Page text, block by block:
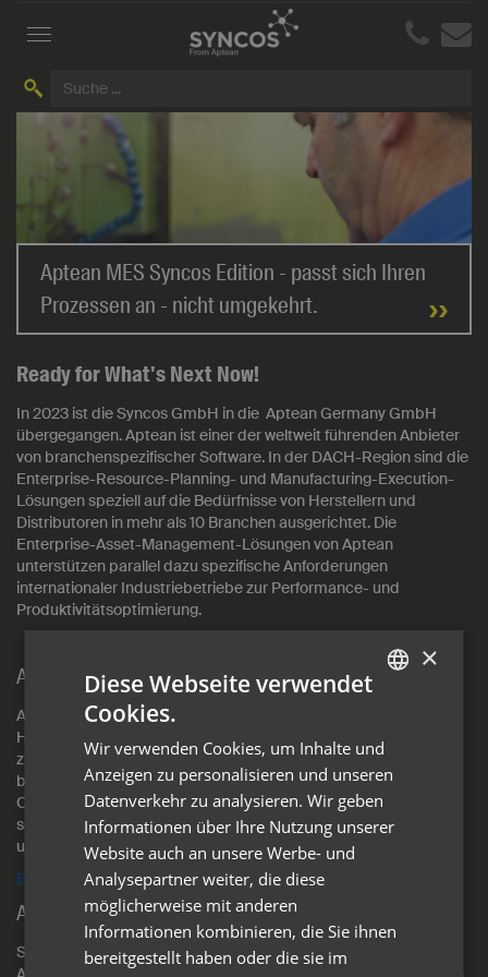
Toggle
Aptean MES Syncos Edition - passt sich Ihren
Prozessen an - nicht umgekehrt.
Ready for What's Next Now!
In 2023 ist die Syncos GmbH in die Aptean Germany GmbH
übergegangen. Aptean ist einer der weltweit führenden Anbieter
von branchenspezifischer Software. In der DACH-Region sind die
Enterprise-Resource-Planning- und Manufacturing-Execution-
Lösungen speziell auf die Bedürfnisse von Herstellern und
Distributoren in mehr als 10 Branchen ausgerichtet. Die
Enterprise-Asset-Management-Lösungen von Aptean
unterstützen parallel dazu spezifische Anforderungen
internationaler Industriebetriebe zur Performance- und
Produktivitätsoptimierung.
AppCentral
AppCentral ist die neue KI-gestützte
Heimat für Ihre Software. Diese
zentralisierte und sichere Plattform
bietet intelligente Funktionen zur
Optimierung Ihrer End-to-End-Abläufe
sowie einfachen Zugriff auf Support
und Schulungen.
Erfahren Sie mehr
Aptean MES Syncos Edition
Syncos MES bringt nicht nur Transparenz in die
ENGLISH
×
Diese Webseite verwendet
Cookies.
Wir verwenden Cookies, um Inhalte und
Anzeigen zu personalisieren und unseren
Datenverkehr zu analysieren. Wir geben
Informationen über Ihre Nutzung unserer
Website auch an unsere Werbe- und
Analysepartner weiter, die diese
möglicherweise mit anderen
Informationen kombinieren, die Sie ihnen
bereitgestellt haben oder die sie im